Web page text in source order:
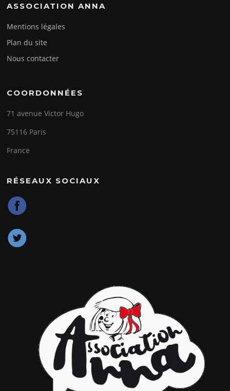
ASSOCIATION ANNA
Mentions légales
Plan du site
Nous contacter
COORDONNÉES
71 avenue Victor Hugo
75116 Paris
France
RÉSEAUX SOCIAUX